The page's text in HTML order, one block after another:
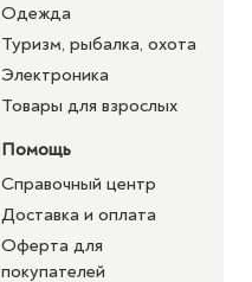
Одежда
Туризм, рыбалка, охота
Электроника
Товары для взрослых
Помощь
Справочный центр
Доставка и оплата
Оферта для
покупателей